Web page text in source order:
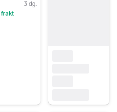
3 dg.
frakt